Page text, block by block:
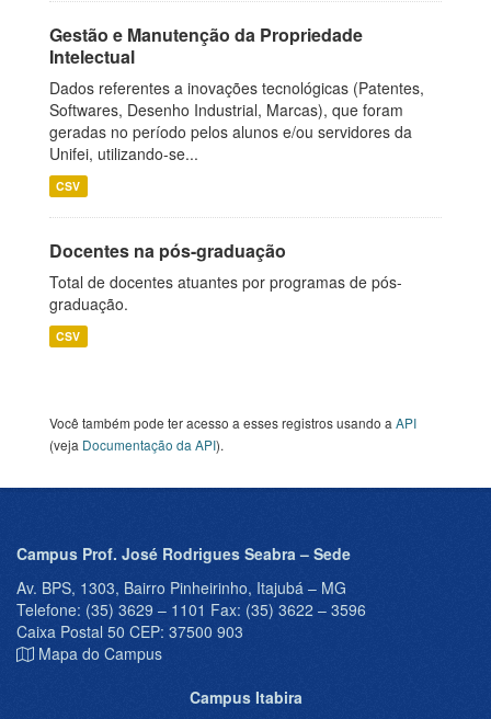
Gestão e Manutenção da Propriedade
Intelectual
Dados referentes a inovações tecnológicas (Patentes,
Softwares, Desenho Industrial, Marcas), que foram
geradas no período pelos alunos e/ou servidores da
Unifei, utilizando-se...
CSV
Docentes na pós-graduação
Total de docentes atuantes por programas de pós-
graduação.
CSV
Você também pode ter acesso a esses registros usando a API
(veja Documentação da API).
Campus Prof. José Rodrigues Seabra – Sede
Av. BPS, 1303, Bairro Pinheirinho, Itajubá – MG
Telefone: (35) 3629 – 1101 Fax: (35) 3622 – 3596
Caixa Postal 50 CEP: 37500 903
Mapa do Campus
Campus Itabira